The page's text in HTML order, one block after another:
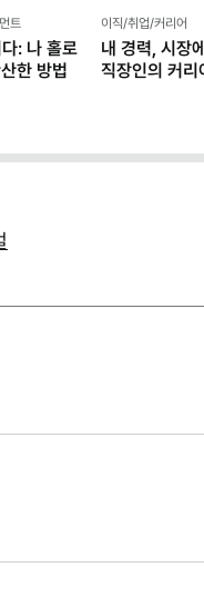
트
: 나 홀로
한 방법
이직/취업/커리어
내 경력, 시장
직장인의 커리